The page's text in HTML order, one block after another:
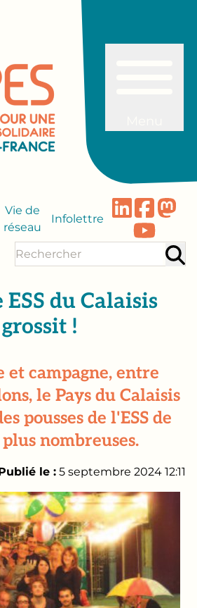
Vie de
réseau
Infolettre
du Calaisis
grossit !
campagne, entre
le Pays du Calaisis
pousses de l'ESS de
nombreuses.
le : 5 septembre 2024 12:11